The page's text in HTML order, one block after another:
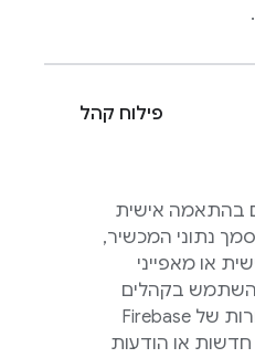
פילוח קהל
בהתאמה אישית
נתוני המכשיר,
או מאפייני
בקהלים
האלה עם תכונות אחרות של Firebase
או הודעות